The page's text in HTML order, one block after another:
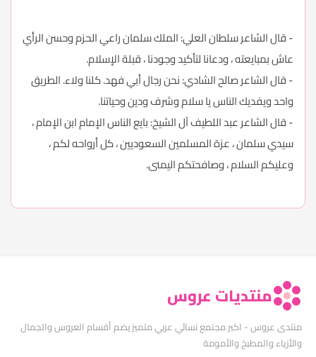
- قال الشاعر سلطان العلي: الملك سلمان راعي الحزم وحسن الرأي
عاش بمبايعته ، ودعانا لتأكيد وجودنا ، قبلة الإسلام.
- قال الشاعر صالح الشادي: نحن رجال أبي فهد. كلنا ولاء. الطريق
واحد ويفديك الناس يا سلام وشرف ودين وحياتنا.
- قال الشاعر عبد اللطيف آل الشيخ: بايع الناس الإمام ابن الإمام ،
سيدي سلمان ، عزة المسلمين السعوديين ، كل أرواحه لكم ،
وعليكم السلام ، وصافحتكم اليمنى.
منتديات عروس
منتدى عروس - اكبر مجتمع نسائي عربي متميز يضم أقسام العروس والجمال
والأزياء والمطبخ والأمومة